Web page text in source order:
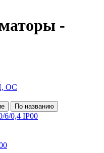
-
ОС
6/0,4 IP00